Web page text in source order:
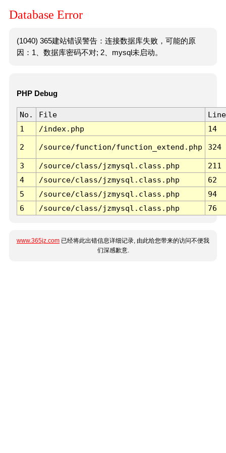
Database Error
(1040) 365建站错误警告：连接数据库失败，可能的原
因：1、数据库密码不对; 2、mysql未启动。
PHP Debug
No. File
Line
1
/index.php 14
2 /source/function/function_extend.php 324
3 /source/class/jzmysql.class.php
211
4
/source/class/jzmysql.class.php
62
5
/source/class/jzmysql.class.php
94
6
/source/class/jzmysql.class.php 76
www.365jz.com 已经将此出错信息详细记录, 由此给您带来的访问不便我
们深感歉意.